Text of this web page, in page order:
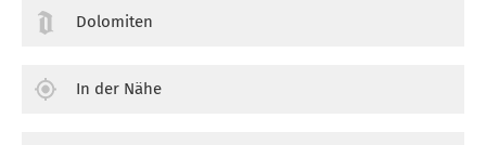
Dolomiten
In der Nähe